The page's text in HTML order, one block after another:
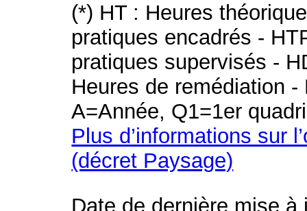
(*) HT : Heures
pratiques encadrés -
pratiques supervisés -
Heures de remédiation
A=Année, Q1=1er
Plus d’informations sur
(décret Paysage)
Date de dernière mise